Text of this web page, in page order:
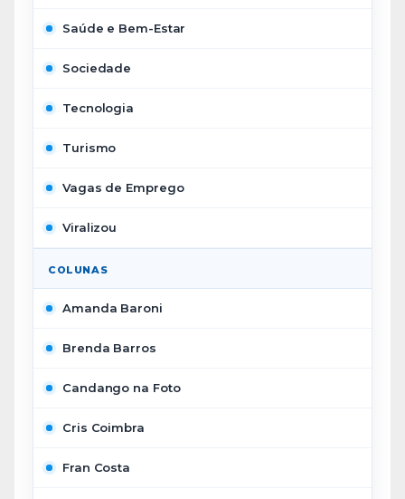
Saúde e Bem-Estar
Sociedade
Tecnologia
Turismo
Vagas de Emprego
Viralizou
COLUNAS
Amanda Baroni
Brenda Barros
Candango na Foto
Cris Coimbra
Fran Costa